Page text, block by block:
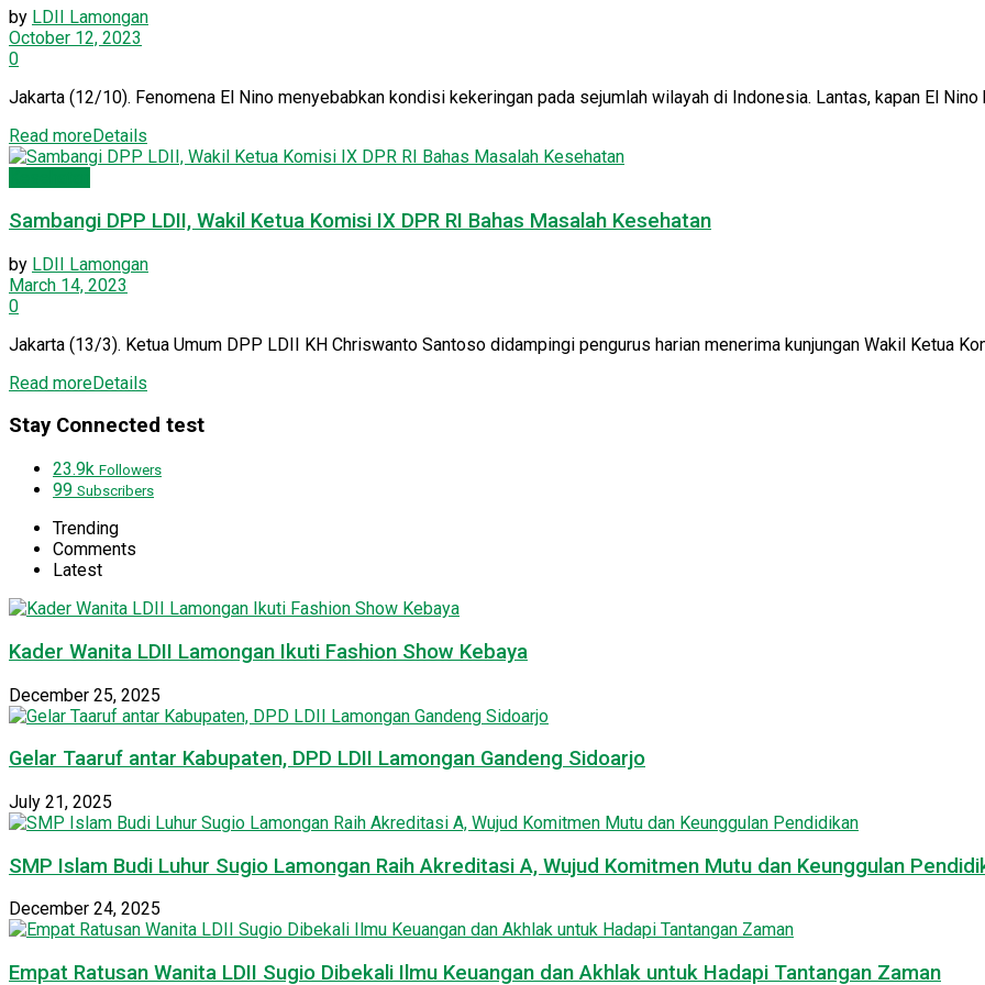
by LDII Lamongan
October 12, 2023
0
Jakarta (12/10). Fenomena El Nino menyebabkan kondisi kekeringan pada sejumlah wilayah di Indonesia. Lantas, kapan El Nino
Read moreDetails
Sambangi DPP LDII, Wakil Ketua Komisi IX DPR RI Bahas Masalah Kesehatan
by LDII Lamongan
March 14, 2023
0
Jakarta (13/3). Ketua Umum DPP LDII KH Chriswanto Santoso didampingi pengurus harian menerima kunjungan Wakil Ketua
Read moreDetails
Stay Connected test
23.9k Followers
99 Subscribers
Trending
Comments
Latest
Kader Wanita LDII Lamongan Ikuti Fashion Show Kebaya
December 25, 2025
Gelar Taaruf antar Kabupaten, DPD LDII Lamongan Gandeng Sidoarjo
July 21, 2025
SMP Islam Budi Luhur Sugio Lamongan Raih Akreditasi A, Wujud Komitmen Mutu dan Keunggulan
December 24, 2025
Empat Ratusan Wanita LDII Sugio Dibekali Ilmu Keuangan dan Akhlak untuk Hadapi Tantangan Zaman